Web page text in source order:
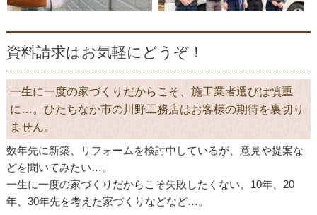
資料請求はお気軽にどうぞ！
一生に一度の家づくりだからこそ、施工業者選びは慎重
に…。ひたちなか市の川野工務店はお客様の期待を裏切り
ません。
数年先に新築、リフォームを検討中しているが、意見や提案な
どを聞いてみたい…。
一生に一度の家づくりだからこそ失敗したくない、10年、20
年、30年先を考えた家づくりなどなど…。